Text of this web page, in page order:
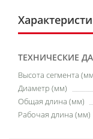
ТЕХНИЧЕСКИЕ
Высота сегмента
Диаметр (мм)
Общая длина (мм)
Рабочая длина (мм)